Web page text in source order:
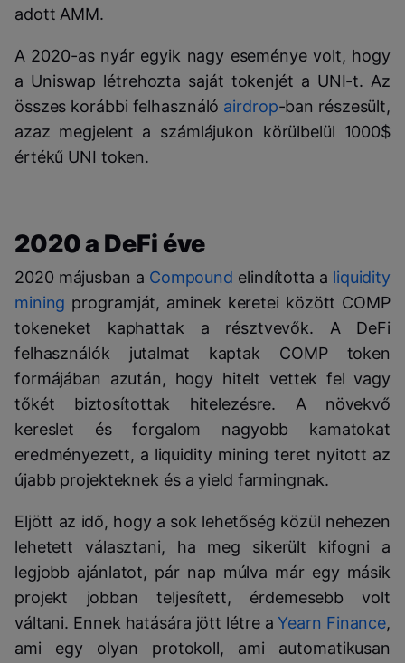
adott AMM.
A 2020-as nyár egyik nagy eseménye volt, hogy
a Uniswap létrehozta saját tokenjét a UNI-t. Az
összes korábbi felhasználó airdrop-ban részesült,
azaz megjelent a számlájukon körülbelül 1000$
értékű UNI token.
2020 a DeFi éve
2020 májusban a Compound elindította a liquidity
mining programját, aminek keretei között COMP
tokeneket kaphattak a résztvevők. A DeFi
felhasználók jutalmat kaptak COMP token
formájában azután, hogy hitelt vettek fel vagy
tőkét biztosítottak hitelezésre. A növekvő
kereslet és forgalom nagyobb kamatokat
eredményezett, a liquidity mining teret nyitott az
újabb projekteknek és a yield farmingnak.
Eljött az idő, hogy a sok lehetőség közül nehezen
lehetett választani, ha meg sikerült kifogni a
legjobb ajánlatot, pár nap múlva már egy másik
projekt jobban teljesített, érdemesebb volt
váltani. Ennek hatására jött létre aYearn Finance,
ami egy olyan protokoll, ami automatikusan